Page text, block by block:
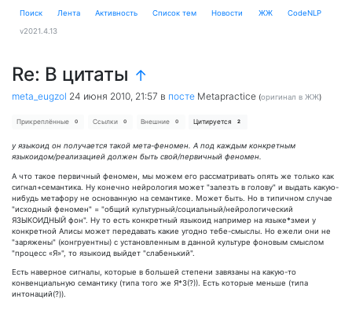
Поиск Лента Активность Cписок тем Новости ЖЖ CodeNLP
v2021.4.13
Re: В цитаты ↑
meta_eugzol 24 июня 2010, 21:57 в посте Metapractice (оригинал в ЖЖ)
Прикреплённые 0 Ссылки 0 Внешние 0 Цитируется 2
у языкоид он получается такой мета-феномен. А под каждым конкретным
языкоидом/реализацией должен быть свой/первичный феномен.
А что такое первичный феномен, мы можем его рассматривать опять же только как
сигнал+семантика. Ну конечно нейрология может "залезть в голову" и выдать какую-
нибудь метафору не основанную на семантике. Может быть. Но в типичном случае
"исходный феномен" = "общий культурный/социальный/нейрологический
ЯЗЫКОИДНЫЙ фон". Ну то есть конкретный языкоид например на языке*змеи у
конкретной Алисы может передавать какие угодно тебе-смыслы. Но ежели они не
"заряжены" (конгруентны) с установленным в данной культуре фоновым смыслом
"процесс «Я»", то языкоид выйдет "слабенький".
Есть наверное сигналы, которые в большей степени завязаны на какую-то
конвенциальную семантику (типа того же Я*З(?)). Есть которые меньше (типа
интонаций(?)).